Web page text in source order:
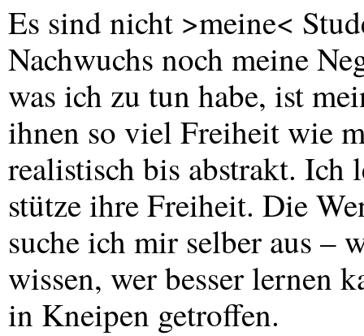
Es sind nicht >meine<
Nachwuchs noch meine
was ich zu tun habe, ist
ihnen so viel Freiheit wie
realistisch bis abstrakt. Ich
stütze ihre Freiheit. Die
suche ich mir selber aus –
wissen, wer besser lernen
in Kneipen getroffen.